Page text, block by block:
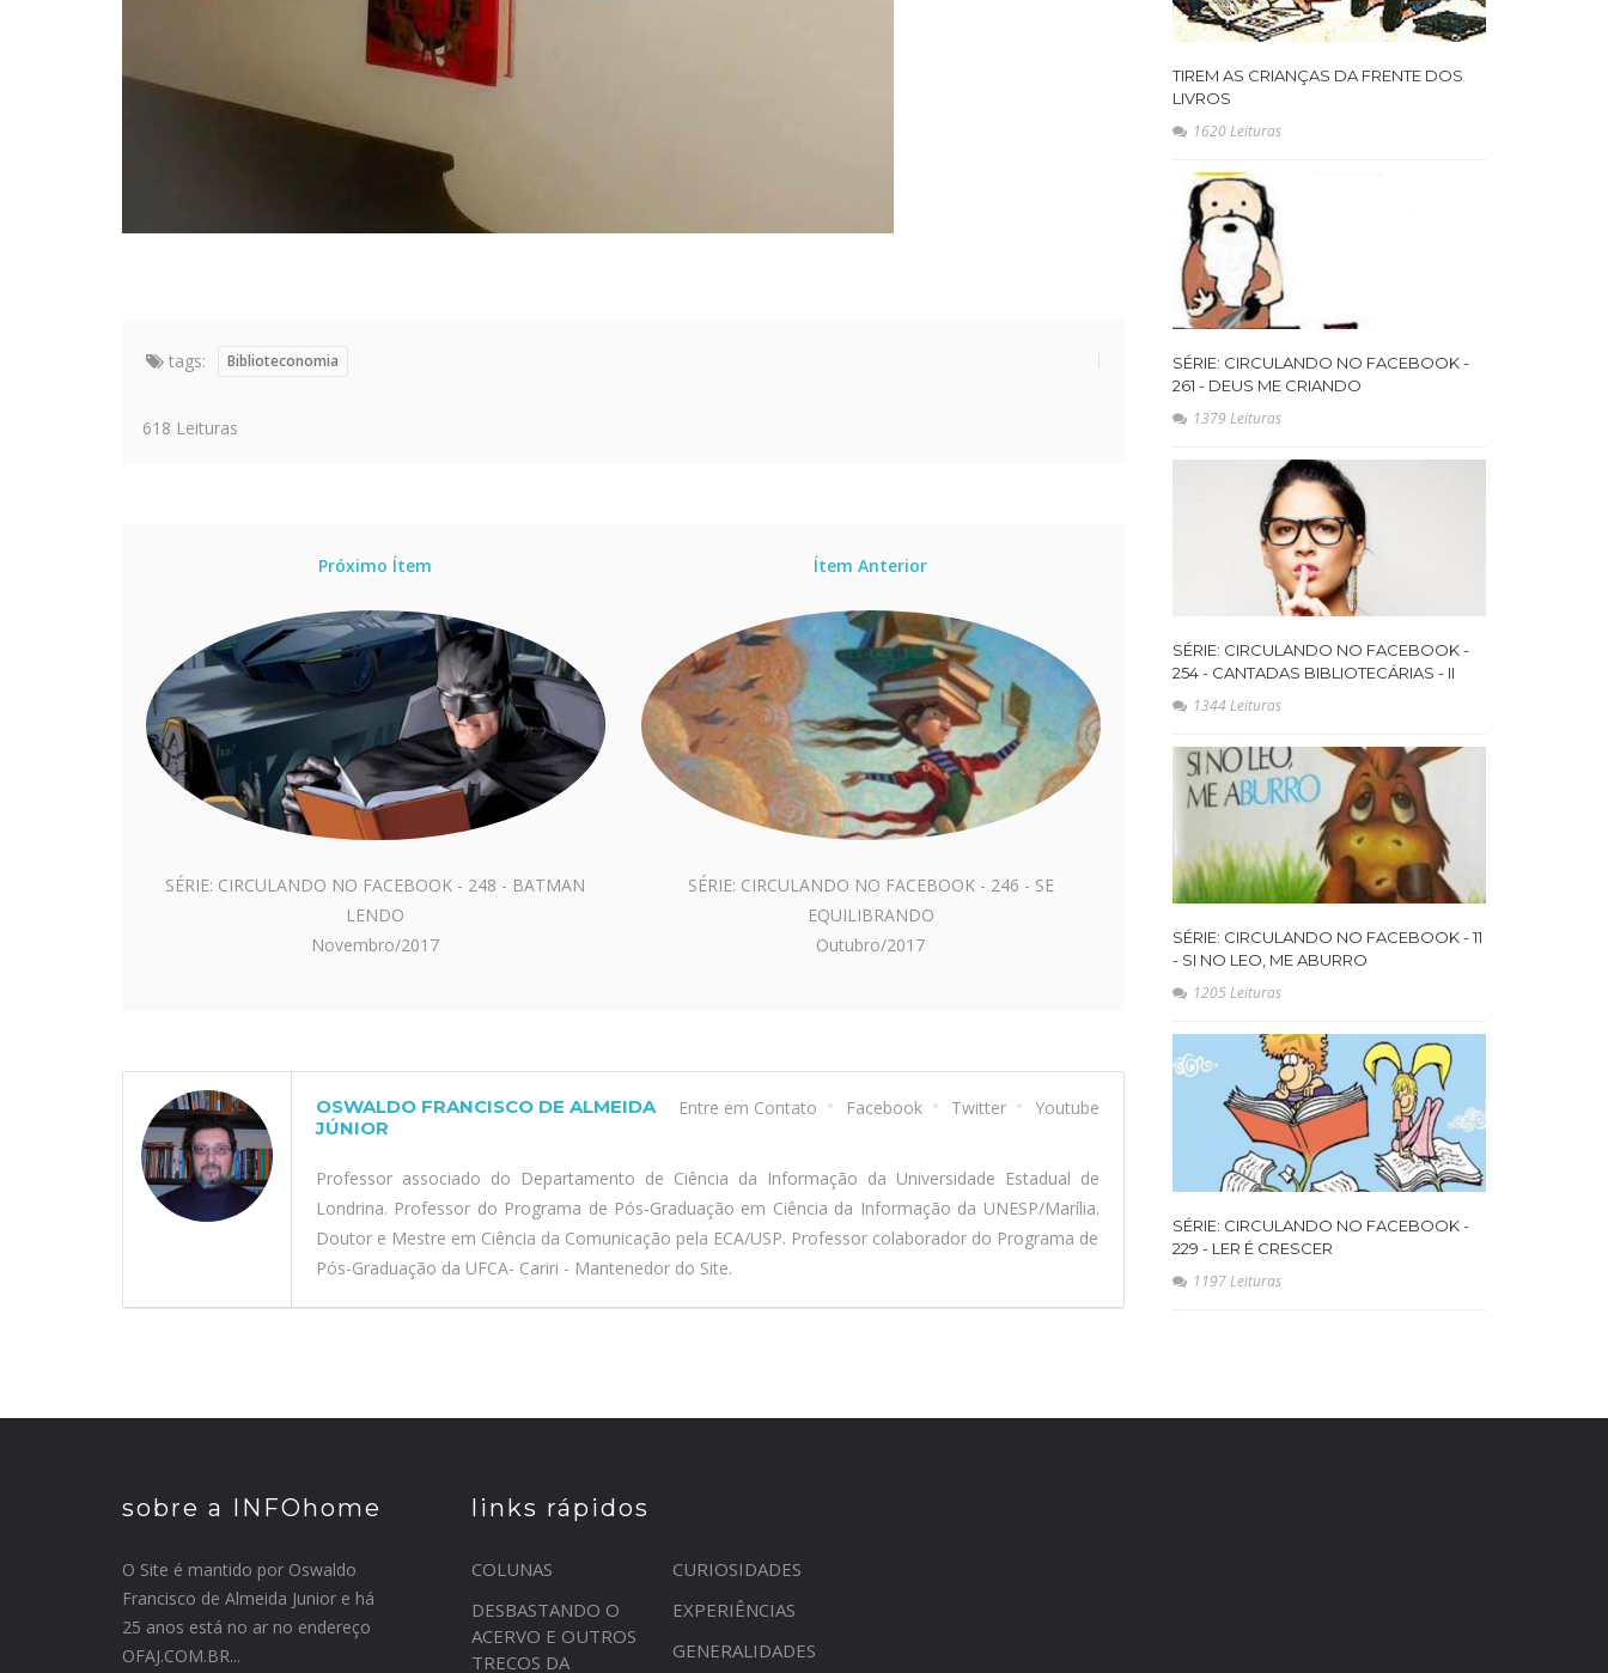
tags: Biblioteconomia
618 Leituras
Próximo Ítem
SÉRIE: CIRCULANDO NO FACEBOOK - 248 - BATMAN
LENDO
Novembro/2017
Ítem Anterior
SÉRIE: CIRCULANDO NO FACEBOOK - 246 - SE
EQUILIBRANDO
Outubro/2017
Entre em Contato Facebook Twitter Youtube
OSWALDO FRANCISCO DE ALMEIDA
JÚNIOR
Professor associado do Departamento de Ciência da Informação da Universidade Estadual de
Londrina. Professor do Programa de Pós-Graduação em Ciência da Informação da UNESP/Marília.
Doutor e Mestre em Ciência da Comunicação pela ECA/USP. Professor colaborador do Programa de
Pós-Graduação da UFCA- Cariri - Mantenedor do Site.
TIREM AS CRIANÇAS DA FRENTE DOS
LIVROS
1620 Leituras
SÉRIE: CIRCULANDO NO FACEBOOK -
261 - DEUS ME CRIANDO
1379 Leituras
SÉRIE: CIRCULANDO NO FACEBOOK -
254 - CANTADAS BIBLIOTECÁRIAS - II
1344 Leituras
SÉRIE: CIRCULANDO NO FACEBOOK - 11
- SI NO LEO, ME ABURRO
1205 Leituras
SÉRIE: CIRCULANDO NO FACEBOOK -
229 - LER É CRESCER
1197 Leituras
sobre a INFOhome
O Site é mantido por Oswaldo
Francisco de Almeida Junior e há
25 anos está no ar no endereço
OFAJ.COM.BR...
links rápidos
COLUNAS
CURIOSIDADES
DESBASTANDO O
ACERVO E OUTROS
TRECOS DA
EXPERIÊNCIAS
GENERALIDADES